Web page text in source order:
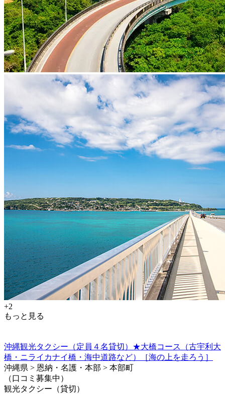
+2
もっと見る
沖縄観光タクシー（定員４名貸切）★大橋コース（古宇利大
橋・ニライカナイ橋・海中道路など）［海の上を走ろう］
沖縄県 > 恩納・名護・本部 > 本部町
（口コミ募集中）
観光タクシー（貸切）